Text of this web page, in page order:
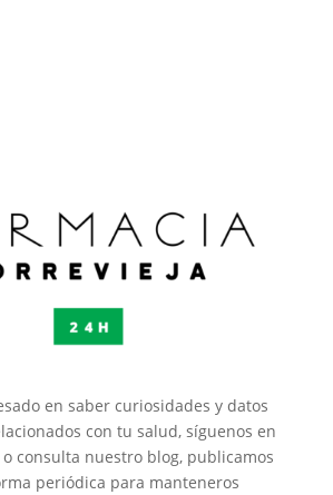
en saber curiosidades y datos
con tu salud, síguenos en
consulta nuestro blog, publicamos
periódica para manteneros